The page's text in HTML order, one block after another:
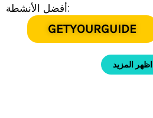
أفضل الأنشطة:
GETYOURGUIDE
اظهر المزيد